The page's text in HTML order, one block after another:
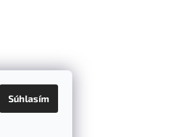
Súhlasím